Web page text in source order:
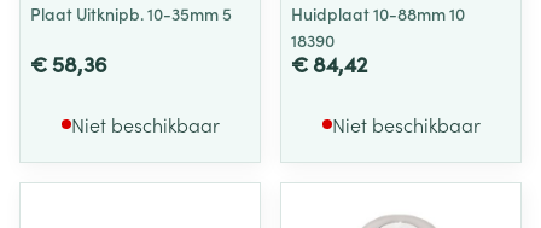
Plaat Uitknipb. 10-35mm 5
€ 58,36
Niet beschikbaar
Huidplaat 10-88mm 10
18390
€ 84,42
Niet beschikbaar